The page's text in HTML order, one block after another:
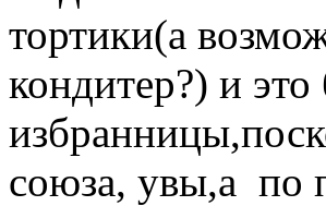
тортики(а
кондитер?) и
союза, увы,а по